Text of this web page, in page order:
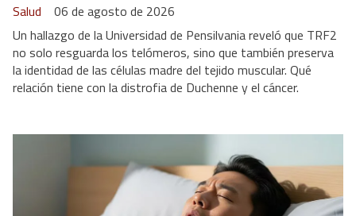
Salud
06 de agosto de 2026
Un hallazgo de la Universidad de Pensilvania reveló que TRF2
no solo resguarda los telómeros, sino que también preserva
la identidad de las células madre del tejido muscular. Qué
relación tiene con la distrofia de Duchenne y el cáncer.